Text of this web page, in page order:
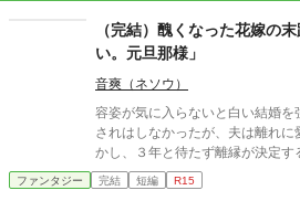
（完結）醜くなった花嫁の
い。元旦那様」
音爽（ネソウ）
容姿が気に入らないと白い結婚を
されはしなかったが、夫は離れ
かし、３年と待たず離縁が決定す
は……。 ＊6月18日HOTランキング入りしました、ありがとうご
ざいます。
ファンタジー 完結 短編 R15